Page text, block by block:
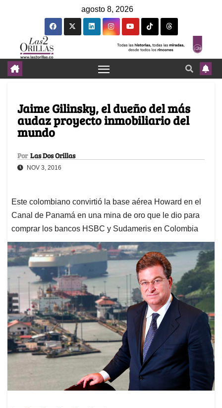
agosto 8, 2026
Jaime Gilinsky, el dueño del más
audaz proyecto inmobiliario del
mundo
Por Las Dos Orillas
NOV 3, 2016
Este colombiano convirtió la base aérea Howard en el
Canal de Panamá en una mina de oro que le dio para
comprar los bancos HSBC y Sudameris en Colombia